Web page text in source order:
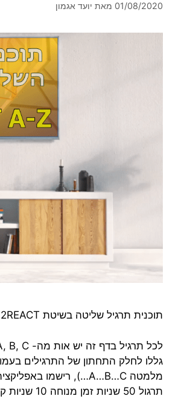
01/08/2020 מאת יועד אגמון
תוכנית תרגיל שליטה בשיטת 12REACT עם אותיות A-Z
לכל תרגיל בדף זה יש אות מה- A, B, C
תרגול 50